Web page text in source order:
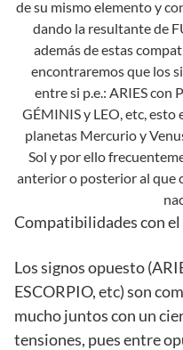
de su mismo elemento y
dando la resultante de
además de estas
encontraremos que los
entre si p.e.: ARIES con
GÉMINIS y LEO, etc, esto
planetas Mercurio y
Sol y por ello
anterior o posterior al que
Compatibilidades con
Los signos opuesto
ESCORPIO, etc) son
mucho juntos con un
tensiones, pues entre